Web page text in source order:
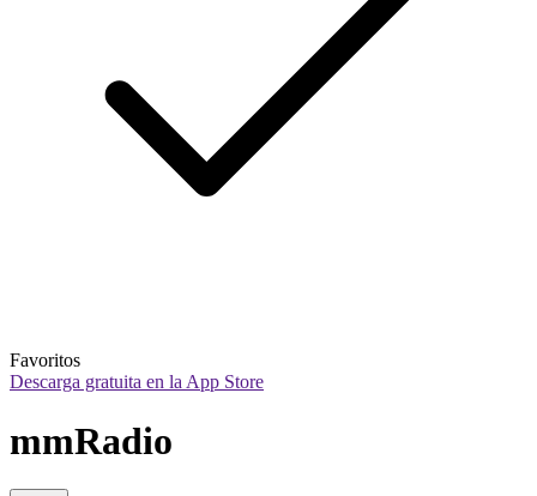
Favoritos
Descarga gratuita en la App Store
mmRadio